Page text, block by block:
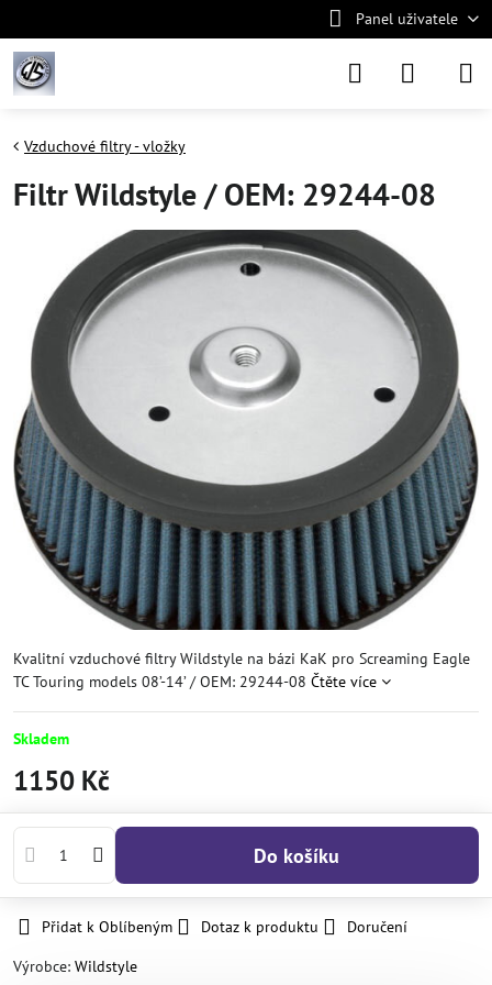
Panel uživatele
Vzduchové filtry - vložky
Filtr Wildstyle / OEM: 29244-08
Kvalitní vzduchové filtry Wildstyle na bázi KaK pro Screaming Eagle
TC Touring models 08’-14’ / OEM: 29244-08 Čtěte více
Skladem
1150 Kč
Do košíku
Přidat k Oblíbeným Dotaz k produktu
Doručení
Výrobce: Wildstyle